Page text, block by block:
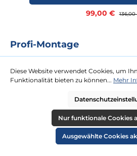
Verkaufspreis:
99,00 € 136,00
Profi-Montage
kaum eine Dachterrasse zu hoch oder Tür
Festpauschale kommen zwei Tischler zu
mehr erfahren
Diese Website verwendet Cookies, um
Funktionalität bieten zu können... Mehr
Nur funktionale Cookies
Ausgewählte Cookies